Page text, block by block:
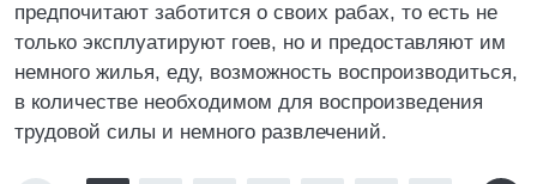
предпочитают заботится о своих рабах, то есть не
только эксплуатируют гоев, но и предоставляют им
немного жилья, еду, возможность воспроизводиться,
в количестве необходимом для воспроизведения
трудовой силы и немного развлечений.